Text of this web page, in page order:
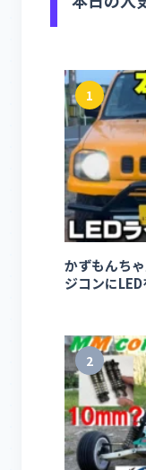
1
かずもんち
ジコンに
2